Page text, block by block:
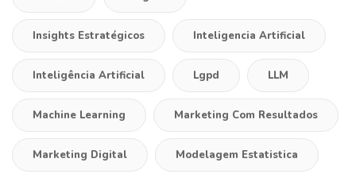
Insights Estratégicos Inteligencia Artificial
Inteligência Artificial Lgpd LLM
Machine Learning Marketing Com Resultados
Marketing Digital Modelagem Estatistica